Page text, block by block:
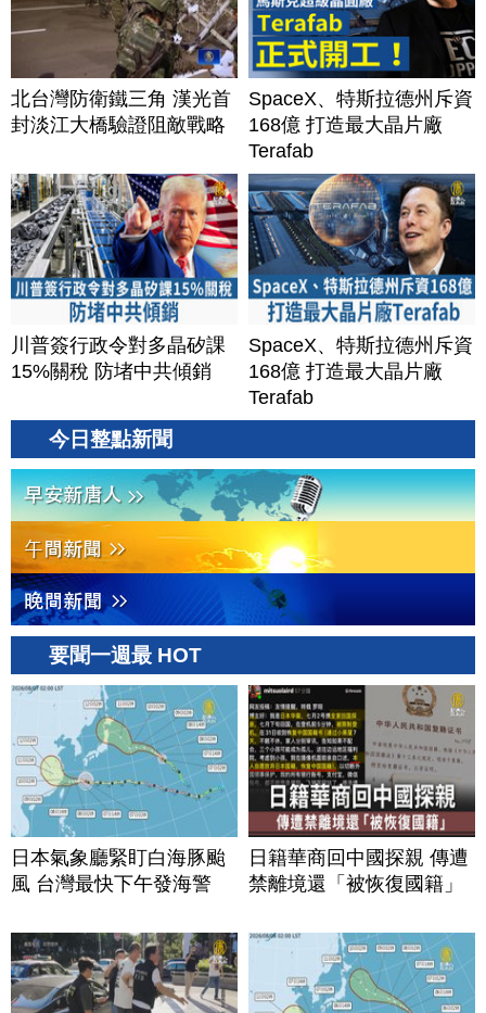
北台灣防衛鐵三角 漢光首
封淡江大橋驗證阻敵戰略
SpaceX、特斯拉德州斥資
168億 打造最大晶片廠
Terafab
川普簽行政令對多晶矽課
15%關稅 防堵中共傾銷
SpaceX、特斯拉德州斥資
168億 打造最大晶片廠
Terafab
今日整點新聞
要聞一週最 HOT
日本氣象廳緊盯白海豚颱
風 台灣最快下午發海警
日籍華商回中國探親 傳遭
禁離境還「被恢復國籍」